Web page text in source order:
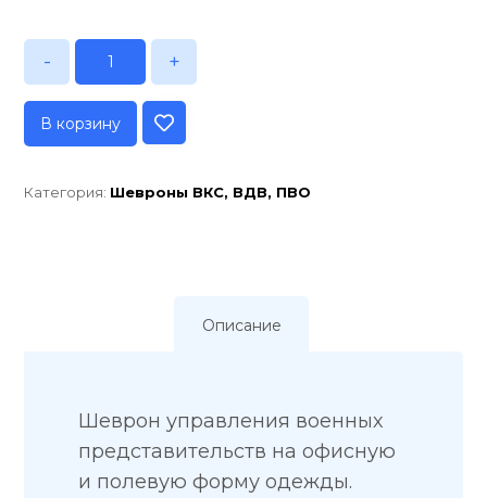
- +
В корзину
Категория: Шевроны ВКС, ВДВ, ПВО
Описание
Шеврон управления военных
представительств на офисную
и полевую форму одежды.